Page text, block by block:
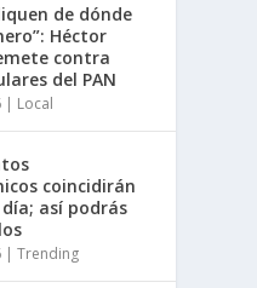
de dónde
Héctor
contra
del PAN
| Local
coincidirán
así podrás
|Trending